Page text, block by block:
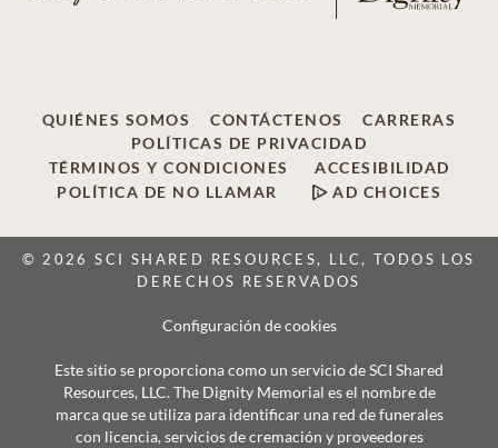
QUIÉNES SOMOS CONTÁCTENOS
CARRERAS
POLÍTICAS DE PRIVACIDAD
TÉRMINOS Y CONDICIONES
ACCESIBILIDAD
POLÍTICA DE NO LLAMAR
AD CHOICES
© 2026 SCI SHARED RESOURCES, LLC, TODOS LOS
DERECHOS RESERVADOS
Configuración de cookies
Este sitio se proporciona como un servicio de SCI Shared
Resources, LLC. The Dignity Memorial es el nombre de
marca que se utiliza para identificar una red de funerales
con licencia, servicios de cremación y proveedores